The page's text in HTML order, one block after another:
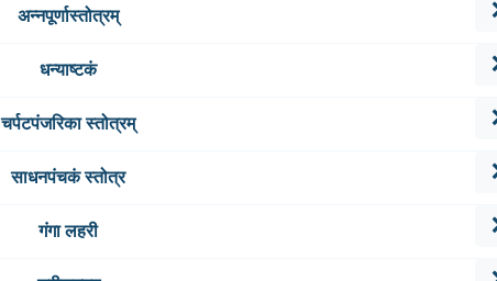
अन्नपूर्णास्तोत्रम्
धन्याष्टकं
चर्पटपंजरिका स्तोत्रम्
साधनपंचकं स्तोत्र
गंगा लहरी